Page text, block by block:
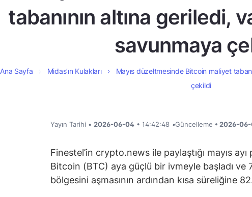
tabanının altına geriledi,
savunmaya
Ana Sayfa Midas’ın Kulakları
Mayıs düzeltmesinde Bitcoin maliyet
çekildi
Yayın Tarihi • 2026-06-04 • 14:42:48 •Güncelleme • 2026-06-
Finestel’in crypto.news ile paylaştığı mayıs
Bitcoin (BTC) aya güçlü bir ivmeyle başladı ve
bölgesini aşmasının ardından kısa süreliğine